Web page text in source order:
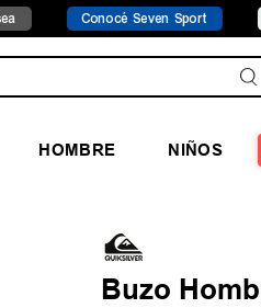
Conocé Seven Sport Envío
HOMBRE NIÑOS
Buzo